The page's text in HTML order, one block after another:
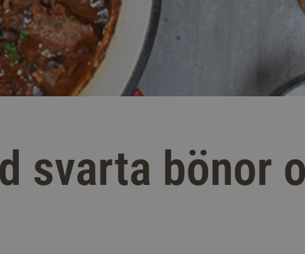
svarta bönor